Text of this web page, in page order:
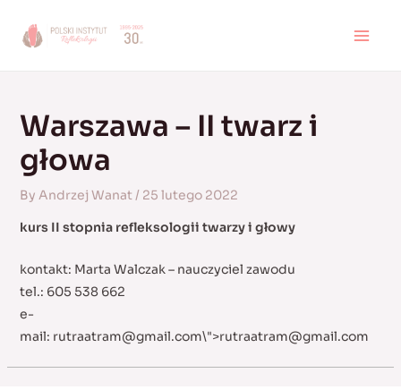
Warszawa – II twarz i
głowa
By Andrzej Wanat/ 25 lutego 2022
kurs II stopnia refleksologii twarzy i głowy
kontakt: Marta Walczak – nauczyciel zawodu
tel.: 605 538 662
e-
mail: rutraatram@gmail.com\">rutraatram@gmail.com